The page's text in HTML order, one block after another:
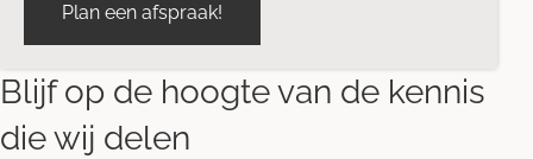
Plan een afspraak!
Blijf op de hoogte van de kennis
die wij delen